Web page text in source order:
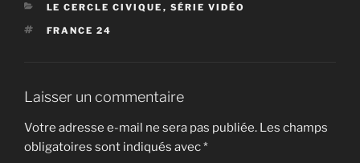
CATÉGORIES
LE CERCLE CIVIQUE , SÉRIE VIDÉO
ÉTIQUETTES
FRANCE 24
Laisser un commentaire
Votre adresse e-mail ne sera pas publiée. Les champs
obligatoires sont indiqués avec*